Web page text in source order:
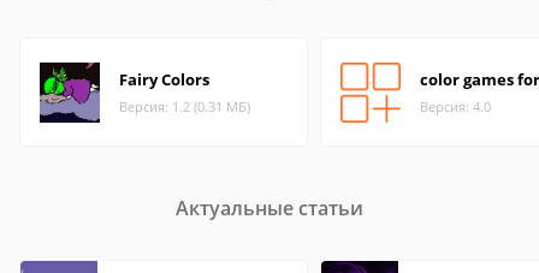
Fairy Colors
Версия: 1.2 (0.31 МБ)
color games
Версия: 4.0
Актуальные статьи